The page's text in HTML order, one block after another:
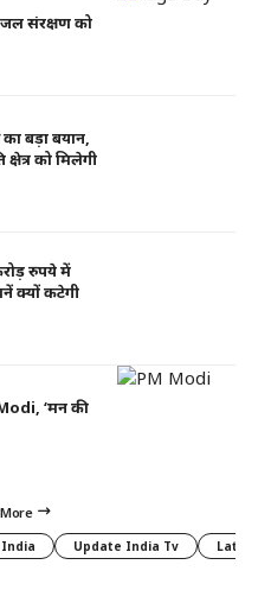
जल संरक्षण को
बड़ा बयान,
को मिलेगी
रुपये में
क्यों कटेगी
‘मन की
Update India Tv Latest